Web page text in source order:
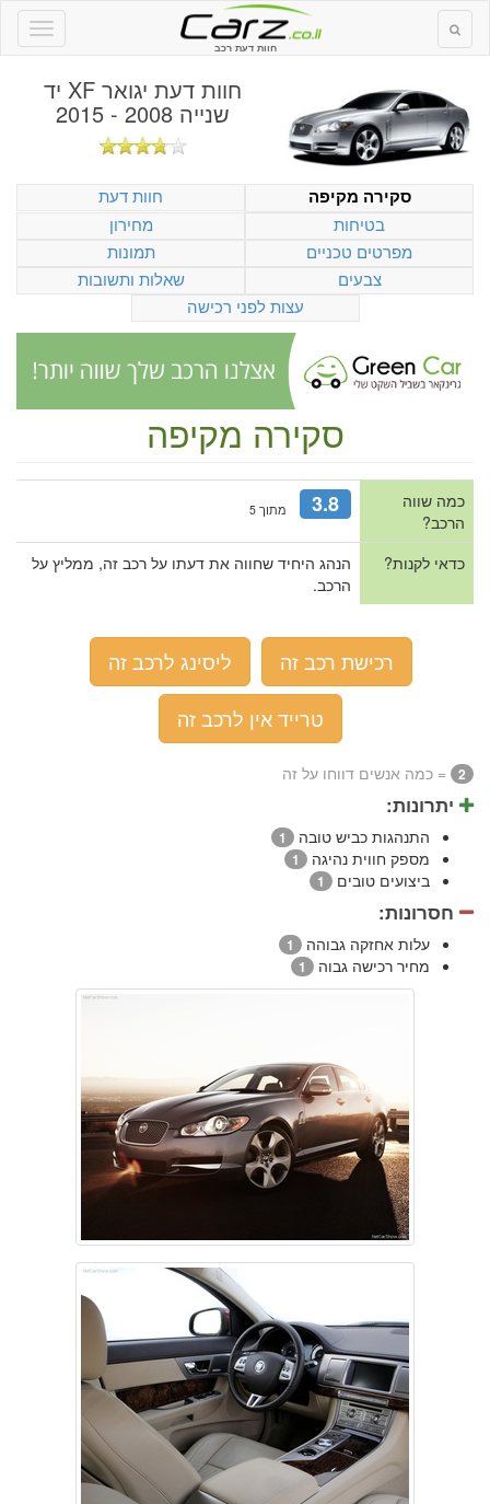
חוות דעת רכב
חוות דעת יגואר XF יד
שנייה 2008 - 2015
סקירה מקיפה
חוות דעת
בטיחות
מחירון
מפרטים טכניים
תמונות
צבעים
שאלות ותשובות
עצות לפני רכישה
סקירה מקיפה
כמה שווה
הרכב?
3.8 מתוך 5
כדאי לקנות?
הנהג היחיד שחווה את דעתו על רכב זה, ממליץ על
הרכב.
רכישת רכב זה
ליסינג לרכב זה
טרייד אין לרכב זה
2 = כמה אנשים דווחו על זה
יתרונות:
התנהגות כביש טובה 1
מספק חווית נהיגה 1
ביצועים טובים 1
חסרונות:
עלות אחזקה גבוהה 1
מחיר רכישה גבוה 1